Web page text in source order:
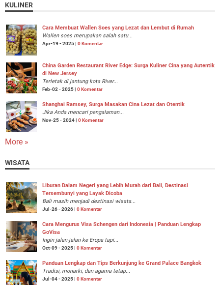
KULINER
Cara Membuat Wallen Soes yang Lezat dan Lembut di Rumah
Wallen soes merupakan salah satu...
Apr-19 - 2025 | 0 Komentar
China Garden Restaurant River Edge: Surga Kuliner Cina yang Autentik
di New Jersey
Terletak di jantung kota River...
Feb-02 - 2025 | 0 Komentar
Shanghai Ramsey, Surga Masakan Cina Lezat dan Otentik
Jika Anda mencari pengalaman...
Nov-25 - 2024 | 0 Komentar
More »
WISATA
Liburan Dalam Negeri yang Lebih Murah dari Bali, Destinasi
Tersembunyi yang Layak Dicoba
Bali masih menjadi destinasi wisata...
Jul-26 - 2026 | 0 Komentar
Cara Mengurus Visa Schengen dari Indonesia | Panduan Lengkap
GoVisa
Ingin jalan-jalan ke Eropa tapi...
Oct-09 - 2025 | 0 Komentar
Panduan Lengkap dan Tips Berkunjung ke Grand Palace Bangkok
Tradisi, monarki, dan agama tetap...
Jul-04 - 2025 | 0 Komentar